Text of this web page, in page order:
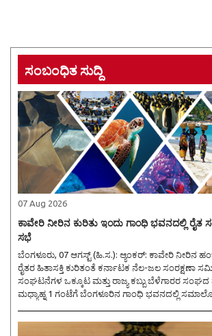
ಸಂಬಂಧಿತ ಸುದ್ದಿ
07 Aug 2026
ಕಾವೇರಿ ನೀರಿನ ಕುರಿತು ಇಂದು ಗಾಂಧಿ ಭವನದಲ್ಲಿ
ಸಭೆ
ಬೆಂಗಳೂರು, 07 ಆಗಸ್ಟ್ (ಹಿ.ಸ.): ಆ್ಯಂಕರ್: ಕಾವೇರಿ ನೀರಿನ ಹಂಚಿಕೆ ಹಾಗೂ ರಾಜ್ಯದ
ರೈತರ ಹಿತಾಸಕ್ತಿ ಕುರಿತಂತೆ ಕರ್ನಾಟಕ ನೆಲ-ಜಲ ಸಂರಕ್ಷಣಾ
ಸಂಘಟನೆಗಳ ಒಕ್ಕೂಟ ಮತ್ತು ರಾಜ್ಯ ಕಬ್ಬು ಬೆಳೆಗಾರರ
ಮಧ್ಯಾಹ್ನ 1 ಗಂಟೆಗೆ ಬೆಂಗಳೂರಿನ ಗಾಂಧಿ ಭವನದಲ್ಲಿ